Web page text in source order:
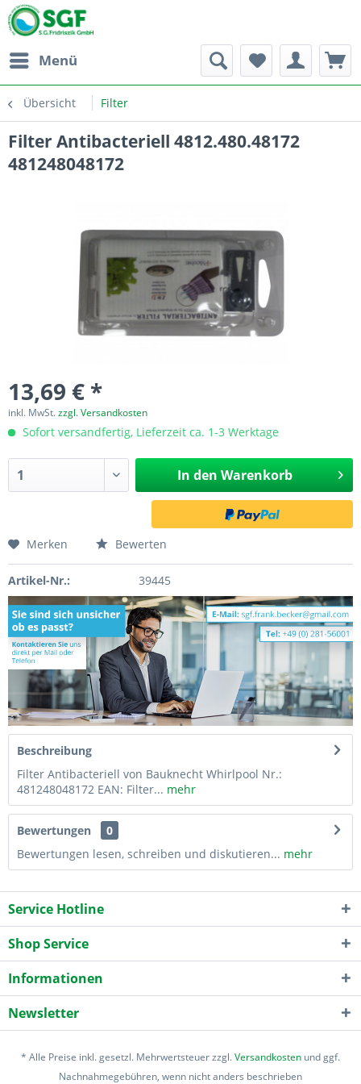
Menü
Übersicht Filter
Filter Antibacteriell 4812.480.48172
481248048172
13,69 € *
inkl. MwSt.zzgl. Versandkosten
Sofort versandfertig, Lieferzeit ca. 1-3 Werktage
In den Warenkorb
Merken Bewerten
Artikel-Nr.: 39445
Beschreibung
Filter Antibacteriell von Bauknecht Whirlpool Nr.:
481248048172 EAN: Filter... mehr
Bewertungen
0
Bewertungen lesen, schreiben und diskutieren... mehr
Service Hotline
Shop Service
Informationen
Newsletter
* Alle Preise inkl. gesetzl. Mehrwertsteuer zzgl.Versandkosten und ggf.
Nachnahmegebühren, wenn nicht anders beschrieben